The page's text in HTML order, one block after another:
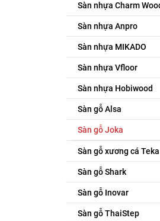
Sàn nhựa Charm
Sàn nhựa Anpro
Sàn nhựa MIKADO
Sàn nhựa Vfloor
Sàn nhựa Hobiwood
Sàn gỗ Alsa
Sàn gỗ Joka
Sàn gỗ xương cá Teka
Sàn gỗ Shark
Sàn gỗ Inovar
Sàn gỗ ThaiStep